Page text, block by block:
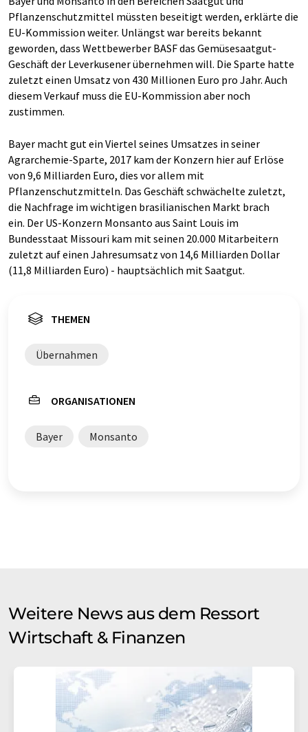
Pflanzenschutzmittel müssten beseitigt werden, erklärte die
EU-Kommission weiter. Unlängst war bereits bekannt
geworden, dass Wettbewerber BASF das Gemüsesaatgut-
Geschäft der Leverkusener übernehmen will. Die Sparte hatte
zuletzt einen Umsatz von 430 Millionen Euro pro Jahr. Auch
diesem Verkauf muss die EU-Kommission aber noch
zustimmen.
Bayer macht gut ein Viertel seines Umsatzes in seiner
Agrarchemie-Sparte, 2017 kam der Konzern hier auf Erlöse
von 9,6 Milliarden Euro, dies vor allem mit
Pflanzenschutzmitteln. Das Geschäft schwächelte zuletzt,
die Nachfrage im wichtigen brasilianischen Markt brach
ein. Der US-Konzern Monsanto aus Saint Louis im
Bundesstaat Missouri kam mit seinen 20.000 Mitarbeitern
zuletzt auf einen Jahresumsatz von 14,6 Milliarden Dollar
(11,8 Milliarden Euro) - hauptsächlich mit Saatgut.
THEMEN
Übernahmen
ORGANISATIONEN
Bayer Monsanto
Weitere News aus dem Ressort
Wirtschaft & Finanzen